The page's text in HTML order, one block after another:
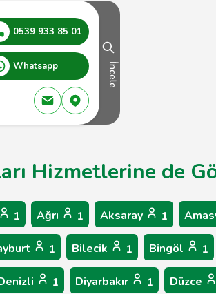
0539 933 85 01
Whatsapp İncele
Hizmetlerine de
1 Ağrı 1 Aksaray 1
1 Bilecik 1 Bingöl 1
1 Diyarbakır 1 Düzce